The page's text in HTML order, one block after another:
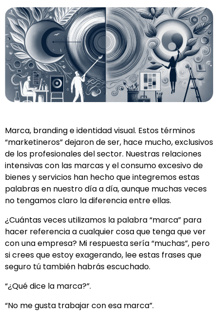
Marca, branding e identidad visual. Estos términos
“marketineros” dejaron de ser, hace mucho, exclusivos
de los profesionales del sector. Nuestras relaciones
intensivas con las marcas y el consumo excesivo de
bienes y servicios han hecho que integremos estas
palabras en nuestro día a día, aunque muchas veces
no tengamos claro la diferencia entre ellas.
¿Cuántas veces utilizamos la palabra “marca” para
hacer referencia a cualquier cosa que tenga que ver
con una empresa? Mi respuesta sería “muchas”, pero
si crees que estoy exagerando, lee estas frases que
seguro tú también habrás escuchado.
“¿Qué dice la marca?”.
“No me gusta trabajar con esa marca”.